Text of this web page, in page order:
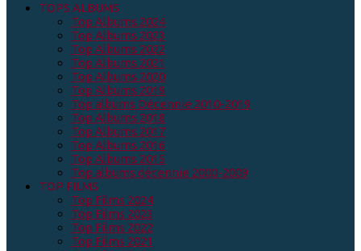
TOPS ALBUMS
Top Albums 2024
Top Albums 2023
Top Albums 2022
Top Albums 2021
Top Albums 2020
Top Albums 2019
Top albums Décennie 2010-2019
Top Albums 2018
Top Albums 2017
Top Albums 2016
Top Albums 2015
Top albums décennie 2000-2009
TOP FILMS
Top Films 2024
Top Films 2023
Top Films 2022
Top Films 2021